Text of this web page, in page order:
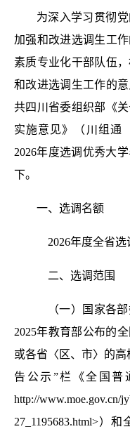
为深入学习贯彻
加强和改进选调生工
素质专业化干部队伍
和改进选调生工作的
共四川省委组织部《
实施意见》（川组通
2026年度选调优秀大
下。
一、选调名额
2026年度全省选
二、选调范围
（一）国家各
2025年教育部公布的
或各省〈区、市〉的
告公示”栏《全国普
http://www.moe.gov.cn/
27_1195683.html>）